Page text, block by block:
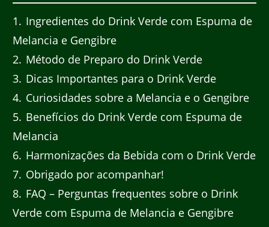
1
Ingredientes do Drink Verde com Espuma de
Melancia e Gengibre
2 Método de Preparo do Drink Verde
3 Dicas Importantes para o Drink Verde
4 Curiosidades sobre a Melancia e o Gengibre
5 Benefícios do Drink Verde com Espuma de
Melancia
6 Harmonizações da Bebida com o Drink Verde
7 Obrigado por acompanhar!
8 FAQ – Perguntas frequentes sobre o Drink
Verde com Espuma de Melancia e Gengibre